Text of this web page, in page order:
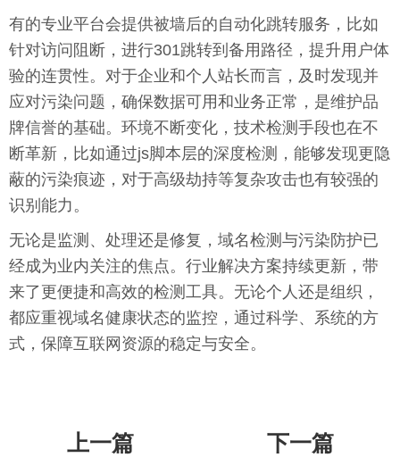
有的专业平台会提供被墙后的自动化跳转服务，比如
针对访问阻断，进行301跳转到备用路径，提升用户体
验的连贯性。对于企业和个人站长而言，及时发现并
应对污染问题，确保数据可用和业务正常，是维护品
牌信誉的基础。环境不断变化，技术检测手段也在不
断革新，比如通过js脚本层的深度检测，能够发现更隐
蔽的污染痕迹，对于高级劫持等复杂攻击也有较强的
识别能力。
无论是监测、处理还是修复，域名检测与污染防护已
经成为业内关注的焦点。行业解决方案持续更新，带
来了更便捷和高效的检测工具。无论个人还是组织，
都应重视域名健康状态的监控，通过科学、系统的方
式，保障互联网资源的稳定与安全。
上一篇 下一篇